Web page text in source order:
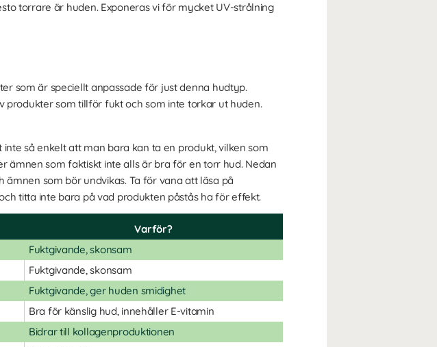
torrare är huden. Exponeras vi för mycket UV-strålning
som är speciellt anpassade för just denna hudtyp.
produkter som tillför fukt och som inte torkar ut huden.
så enkelt att man bara kan ta en produkt, vilken som
ämnen som faktiskt inte alls är bra för en torr hud. Nedan
som bör undvikas. Ta för vana att läsa på
titta inte bara på vad produkten påstås ha för effekt.
Varför?
Fuktgivande, skonsam
Fuktgivande, skonsam
Fuktgivande, ger huden smidighet
Bra för känslig hud, innehåller E-vitamin
Bidrar till kollagenproduktionen